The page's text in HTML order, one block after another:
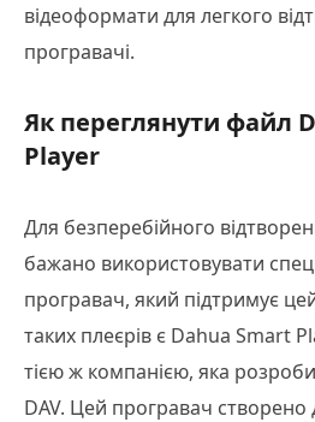
відеоформати для легкого
програвачі.
Як переглянути файл
Player
Для безперебійного
бажано використовувати
програвач, який підтримує
таких плеєрів є Dahua Smart
тією ж компанією, яка
DAV. Цей програвач створено